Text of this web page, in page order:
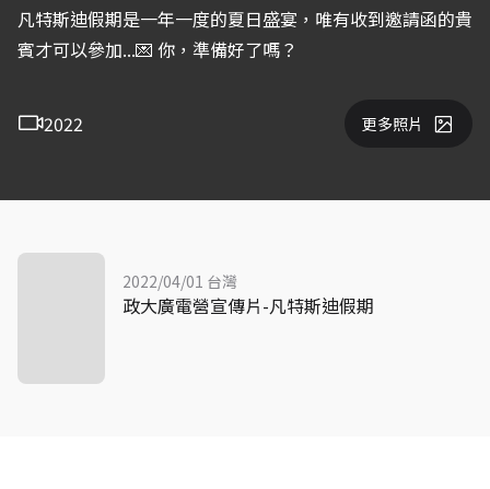
凡特斯迪假期是一年一度的夏日盛宴，唯有收到邀請函的貴
賓才可以參加...💌 你，準備好了嗎？
2022 更多照片
2022/04/01 台灣
政大廣電營宣傳片-凡特斯迪假期